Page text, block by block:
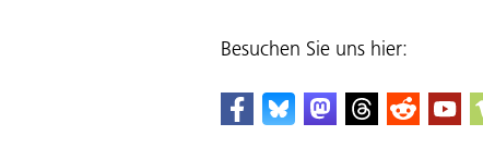
Besuchen Sie uns hier: